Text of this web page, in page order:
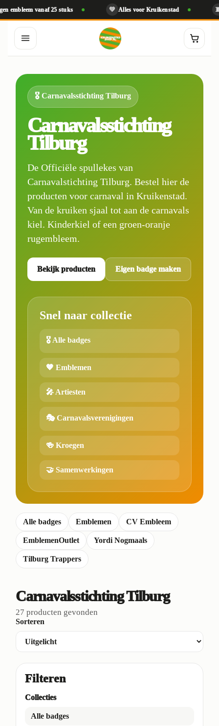
25 stuks 💚 Alles voor Kruikenstad 🧵
🎖️ Carnavalsstichting Tilburg
Carnavalsstichting
Tilburg
De Officiële spullekes van
Carnavalstichting Tilburg. Bestel hier de
producten voor carnaval in Kruikenstad.
Van de kruiken sjaal tot aan de carnavals
kiel. Kinderkiel of een groen-oranje
rugembleem.
Bekijk producten Eigen badge maken
Snel naar collectie
🎖️ Alle badges
🧡 Emblemen
🎤 Artiesten
🎭 Carnavalsverenigingen
🍻 Kroegen
🤝 Samenwerkingen
Alle badges Emblemen CV Embleem
EmblemenOutlet Yordi Nogmaals
Tilburg Trappers
Carnavalsstichting Tilburg
27 producten gevonden
Sorteren
Filteren
Collecties
Alle badges